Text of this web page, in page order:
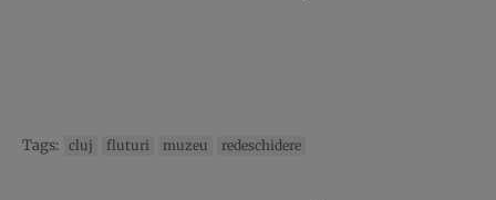
Tags: cluj fluturi muzeu redeschidere